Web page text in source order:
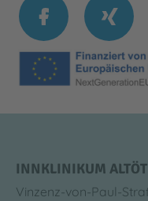
INNKLINIKUM
Vinzenz-von-Paul-